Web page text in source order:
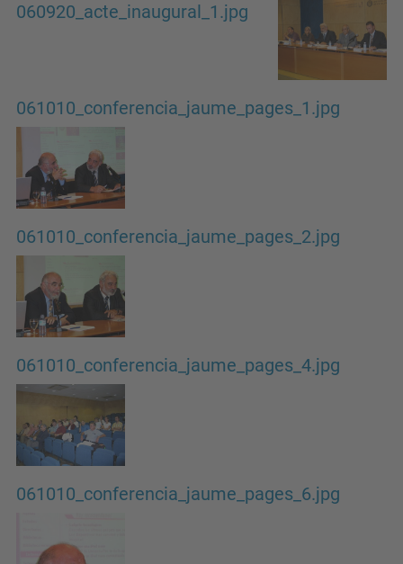
060920_acte_inaugural_1.jpg
061010_conferencia_jaume_pages_1.jpg
061010_conferencia_jaume_pages_2.jpg
061010_conferencia_jaume_pages_4.jpg
061010_conferencia_jaume_pages_6.jpg